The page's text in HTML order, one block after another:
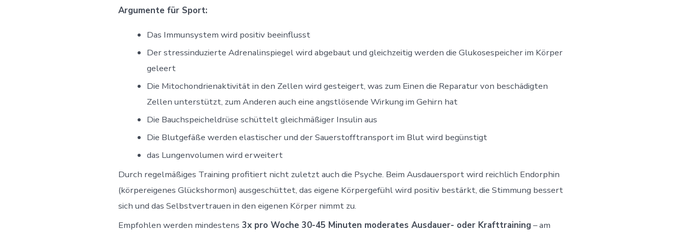
Argumente für Sport:
Das Immunsystem wird positiv beeinflusst
Der stressinduzierte Adrenalinspiegel wird abgebaut und gleichzeitig werden die Glukosespeicher im Körper
geleert
Die Mitochondrienaktivität in den Zellen wird gesteigert, was zum Einen die Reparatur von beschädigten
Zellen unterstützt, zum Anderen auch eine angstlösende Wirkung im Gehirn hat
Die Bauchspeicheldrüse schüttelt gleichmäßiger Insulin aus
Die Blutgefäße werden elastischer und der Sauerstofftransport im Blut wird begünstigt
das Lungenvolumen wird erweitert
Durch regelmäßiges Training profitiert nicht zuletzt auch die Psyche. Beim Ausdauersport wird reichlich Endorphin
(körpereigenes Glückshormon) ausgeschüttet, das eigene Körpergefühl wird positiv bestärkt, die Stimmung bessert
sich und das Selbstvertrauen in den eigenen Körper nimmt zu.
Empfohlen werden mindestens 3x pro Woche 30-45 Minuten moderates Ausdauer- oder Krafttraining – am